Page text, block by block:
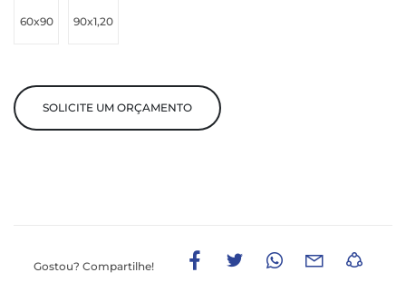
60x90 90x1,20
SOLICITE UM ORÇAMENTO
Gostou? Compartilhe!